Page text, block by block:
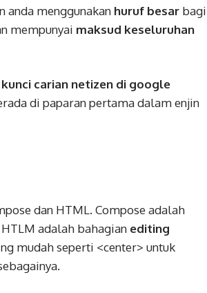
anda menggunakan huruf besar bagi
mempunyai maksud keseluruhan
carian netizen di google
di paparan pertama dalam enjin
dan HTML. Compose adalah
adalah bahagian editing
mudah seperti <center> untuk